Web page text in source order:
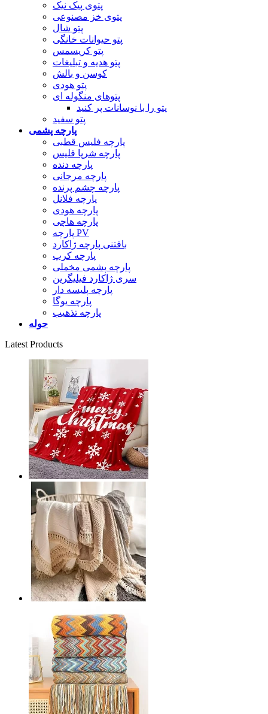
پتوی پیک نیک
پتوی خز مصنوعی
پتو شال
پتو حیوانات خانگی
پتو کریسمس
پتو هدیه و تبلیغات
کوسن و بالش
پتو هودی
پتوهای منگوله ای
پتو را با نوسانات پر کنید
پتو سفید
پارچه پشمی
پارچه فلیس قطبی
پارچه شرپا فلیس
پارچه دنده
پارچه مرجانی
پارچه چشم پرنده
پارچه فلانل
پارچه هودی
پارچه هاچی
پارچه PV
بافتنی پارچه ژاکارد
پارچه کرپ
پارچه پشمی مخملی
سری ژاکارد فیلیگرین
پارچه پلیسه دار
پارچه یوگا
پارچه تذهیب
حوله
Latest Products